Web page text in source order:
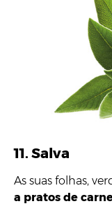
11. Salva
As suas folhas,
a pratos de